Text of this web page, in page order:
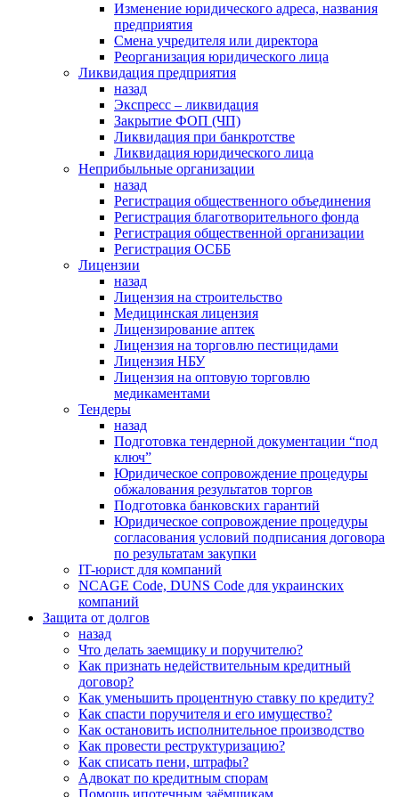
Изменение юридического адреса, названия
предприятия
Смена учредителя или директора
Реорганизация юридического лица
Ликвидация предприятия
назад
Экспресс – ликвидация
Закрытие ФОП (ЧП)
Ликвидация при банкротстве
Ликвидация юридического лица
Неприбыльные организации
назад
Регистрация общественного объединения
Регистрация благотворительного фонда
Регистрация общественной организации
Регистрация ОСББ
Лицензии
назад
Лицензия на строительство
Медицинская лицензия
Лицензирование аптек
Лицензия на торговлю пестицидами
Лицензия НБУ
Лицензия на оптовую торговлю
медикаментами
Тендеры
назад
Подготовка тендерной документации “под
ключ”
Юридическое сопровождение процедуры
обжалования результатов торгов
Подготовка банковских гарантий
Юридическое сопровождение процедуры
согласования условий подписания договора
по результатам закупки
IT-юрист для компаний
NCAGE Code, DUNS Code для украинских
компаний
Защита от долгов
назад
Что делать заемщику и поручителю?
Как признать недействительным кредитный
договор?
Как уменьшить процентную ставку по кредиту?
Как спасти поручителя и его имущество?
Как остановить исполнительное производство
Как провести реструктуризацию?
Как списать пени, штрафы?
Адвокат по кредитным спорам
Помощь ипотечным заёмщикам